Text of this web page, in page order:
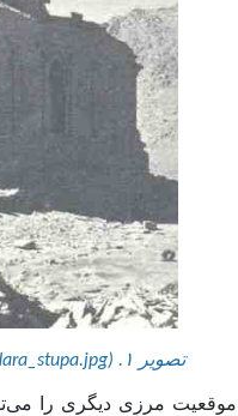
تصویر ۱.
موقعیت مرزی دیگری را